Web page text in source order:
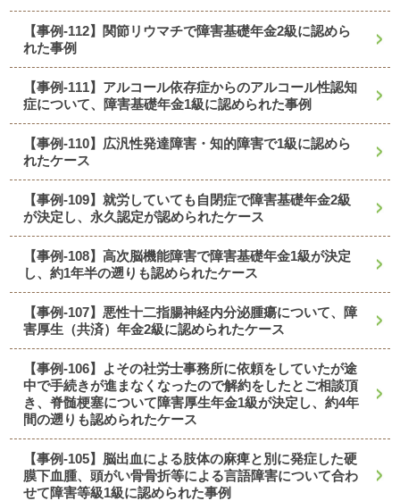
【事例-112】関節リウマチで障害基礎年金2級に認めら
れた事例
【事例-111】アルコール依存症からのアルコール性認知
症について、障害基礎年金1級に認められた事例
【事例-110】広汎性発達障害・知的障害で1級に認めら
れたケース
【事例-109】就労していても自閉症で障害基礎年金2級
が決定し、永久認定が認められたケース
【事例-108】高次脳機能障害で障害基礎年金1級が決定
し、約1年半の遡りも認められたケース
【事例-107】悪性十二指腸神経内分泌腫瘍について、障
害厚生（共済）年金2級に認められたケース
【事例-106】よその社労士事務所に依頼をしていたが途
中で手続きが進まなくなったので解約をしたとご相談頂
き、脊髄梗塞について障害厚生年金1級が決定し、約4年
間の遡りも認められたケース
【事例-105】脳出血による肢体の麻痺と別に発症した硬
膜下血腫、頭がい骨骨折等による言語障害について合わ
せて障害等級1級に認められた事例